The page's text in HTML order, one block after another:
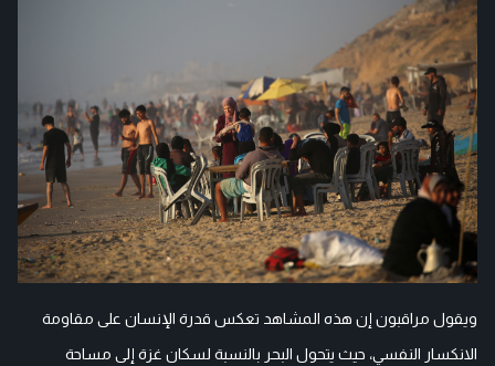
ويقول مراقبون إن هذه المشاهد تعكس قدرة الإنسان على مقاومة
الانكسار النفسي، حيث يتحول البحر بالنسبة لسكان غزة إلى مساحة